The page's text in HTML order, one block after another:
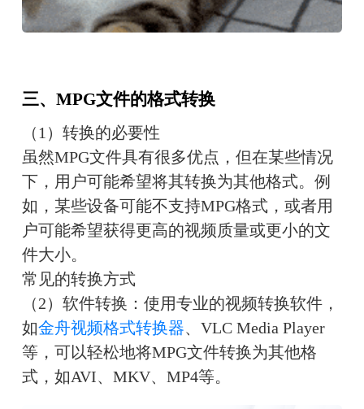
三、MPG文件的格式转换
（1）转换的必要性
虽然MPG文件具有很多优点，但在某些情况
下，用户可能希望将其转换为其他格式。例
如，某些设备可能不支持MPG格式，或者用
户可能希望获得更高的视频质量或更小的文
件大小。
常见的转换方式
（2）软件转换：使用专业的视频转换软件，
如金舟视频格式转换器、VLC Media Player
等，可以轻松地将MPG文件转换为其他格
式，如AVI、MKV、MP4等。